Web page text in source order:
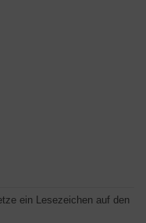
ein Lesezeichen auf den